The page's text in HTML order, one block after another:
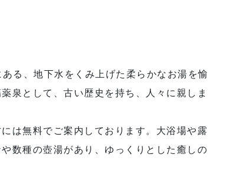
る、地下水をくみ上げた柔らかなお湯を愉
泉として、古い歴史を持ち、人々に親しま
は無料でご案内しております。大浴場や露
数種の壺湯があり、ゆっくりとした癒しの